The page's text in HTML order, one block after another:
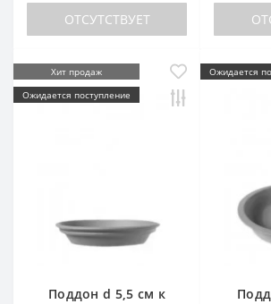
ОТСУТСТВУЕТ
Хит продаж
Ожидается поступление
Поддон d 5,5 см к
Ожидается